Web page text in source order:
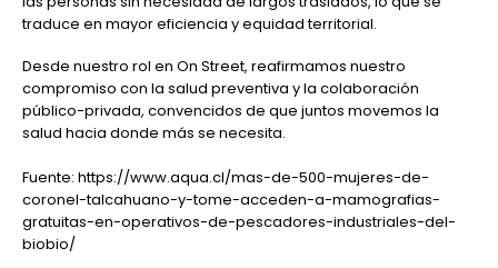
traduce en mayor eficiencia y equidad territorial.
Desde nuestro rol en On Street, reafirmamos nuestro
compromiso con la salud preventiva y la colaboración
público-privada, convencidos de que juntos movemos la
salud hacia donde más se necesita.
Fuente: https://www.aqua.cl/mas-de-500-mujeres-de-
coronel-talcahuano-y-tome-acceden-a-mamografias-
gratuitas-en-operativos-de-pescadores-industriales-del-
biobio/